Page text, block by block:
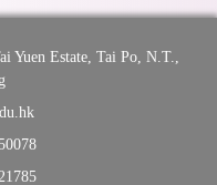
Yuen Estate, Tai Po, N.T.,